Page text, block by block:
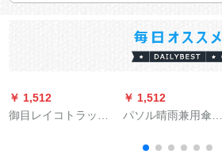
￥ 1,512
御目レイコトラック
￥ 1,512
パソル晴雨兼用傘三
重ねて、水を拒みま